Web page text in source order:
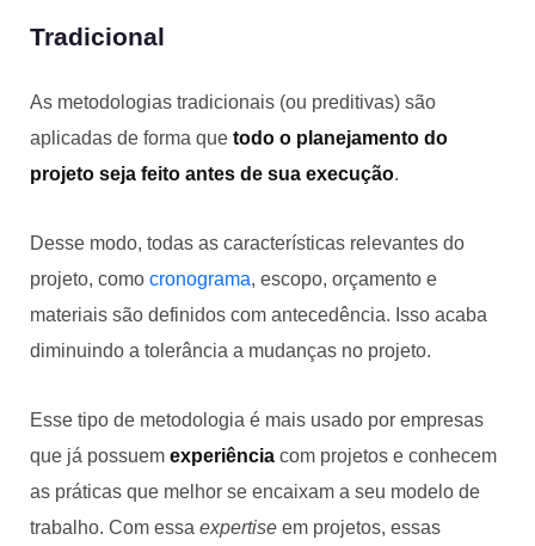
Tradicional
As metodologias tradicionais (ou preditivas) são
aplicadas de forma que todo o planejamento do
projeto seja feito antes de sua execução.
Desse modo, todas as características relevantes do
projeto, como cronograma, escopo, orçamento e
materiais são definidos com antecedência. Isso acaba
diminuindo a tolerância a mudanças no projeto.
Esse tipo de metodologia é mais usado por empresas
que já possuem experiência com projetos e conhecem
as práticas que melhor se encaixam a seu modelo de
trabalho. Com essa expertise em projetos, essas